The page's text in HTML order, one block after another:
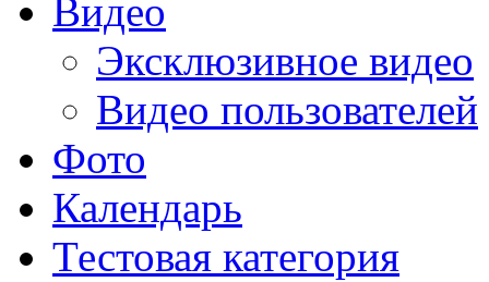
Видео
Эксклюзивное видео
Видео пользователей
Фото
Календарь
Тестовая категория